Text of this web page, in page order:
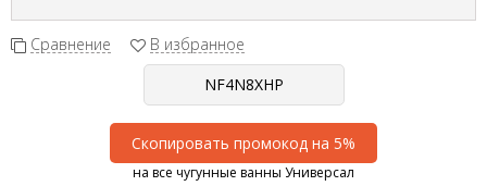
Сравнение В избранное
Скопировать промокод на 5%
на все чугунные ванны Универсал